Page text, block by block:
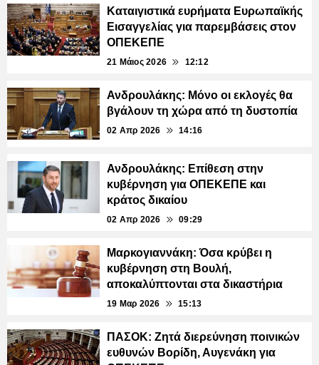
Καταιγιστικά ευρήματα Ευρωπαϊκής
Εισαγγελίας για παρεμβάσεις στον
ΟΠΕΚΕΠΕ
21 Μάιος 2026 12:12
Ανδρουλάκης: Μόνο οι εκλογές θα
βγάλουν τη χώρα από τη δυστοπία
02 Απρ 2026 14:16
Ανδρουλάκης: Επίθεση στην
κυβέρνηση για ΟΠΕΚΕΠΕ και
κράτος δικαίου
02 Απρ 2026 09:29
Μαρκογιαννάκη: Όσα κρύβει η
κυβέρνηση στη Βουλή,
αποκαλύπτονται στα δικαστήρια
19 Μαρ 2026 15:13
ΠΑΣΟΚ: Ζητά διερεύνηση ποινικών
ευθυνών Βορίδη, Αυγενάκη για